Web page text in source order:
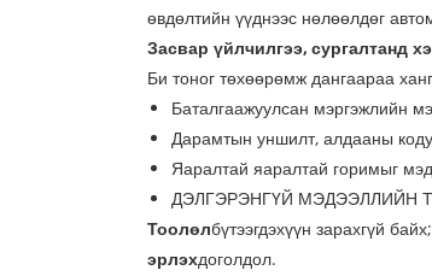
өвдөлтийн үүднээс нөлөөлдөг
Засвар үйлчилгээ, сургалтанд
Би тоног төхөөрөмж дангаараа
Баталгаажуулсан мэргэжлийн
Дарамтын уншилт, алдааны
Яаралтай яаралтай горимыг
ДЭЛГЭРЭНГҮЙ МЭДЭЭЛЛИЙН
Тоолөлбүтээгдэхүүн зарахгүй
эрлэхдоголдол.